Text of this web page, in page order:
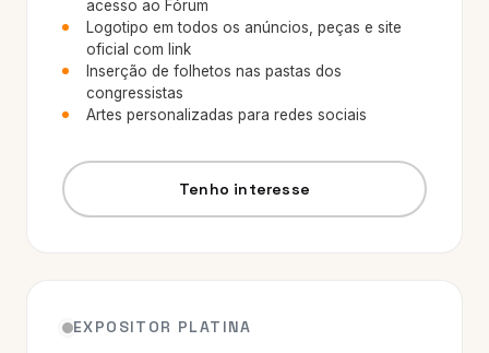
acesso ao Fórum
Logotipo em todos os anúncios, peças e site
oficial com link
Inserção de folhetos nas pastas dos
congressistas
Artes personalizadas para redes sociais
Tenho interesse
EXPOSITOR PLATINA